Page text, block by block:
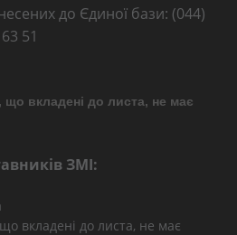
до Єдиної бази: (044)
51
вкладені до листа, не має
ЗМІ:
вкладені до листа, не має